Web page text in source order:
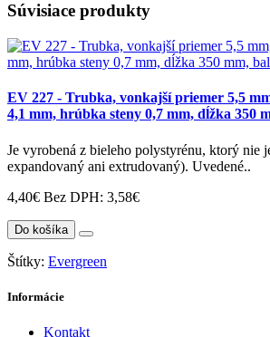
Súvisiace produkty
EV 227 - Trubka, vonkajší priemer 5,5
4,1 mm, hrúbka steny 0,7 mm, dĺžka 350
Je vyrobená z bieleho polystyrénu, ktorý nie
expandovaný ani extrudovaný). Uvedené..
4,40€ Bez DPH: 3,58€
Do košíka
Štítky: Evergreen
Informácie
Kontakt